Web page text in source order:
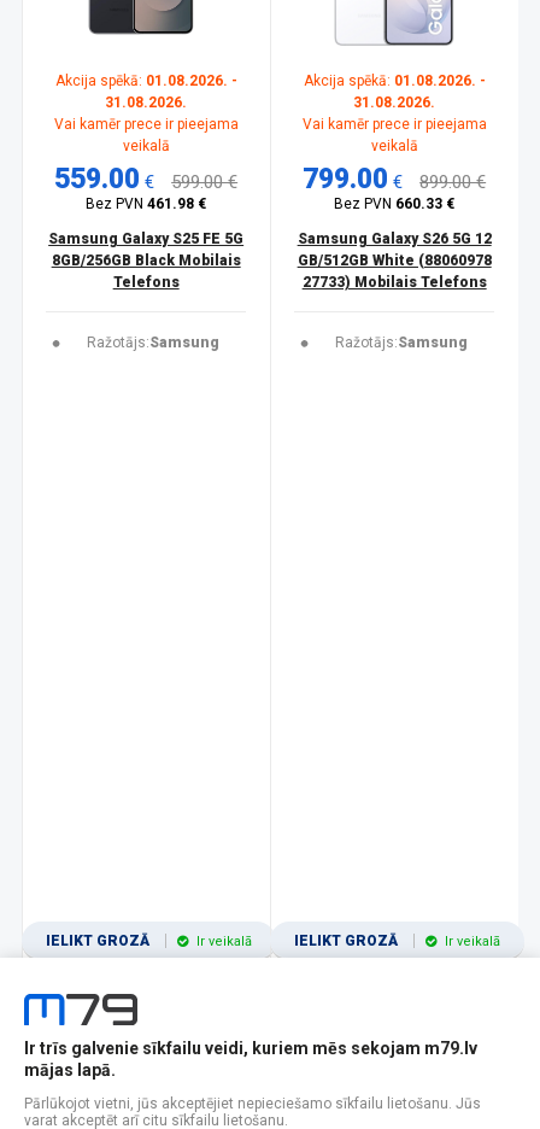
Akcija spēkā: 01.08.2026. -
31.08.2026.
Vai kamēr prece ir pieejama
veikalā
559.00 € 599.00 €
Bez PVN461.98 €
Samsung Galaxy S25 FE 5G
8GB/256GB Black Mobilais
Telefons
Ražotājs:Samsung
IELIKT GROZĀ Ir veikalā
Akcija spēkā: 01.08.2026. -
31.08.2026.
Vai kamēr prece ir pieejama
veikalā
799.00 € 899.00 €
Bez PVN 660.33 €
Samsung Galaxy S26 5G 12
GB/512GB White (88060978
27733) Mobilais Telefons
Ražotājs:Samsung
IELIKT GROZĀ Ir veikalā
1 2 3 4 5 6 7 8 9 10 11
Popularitātes Rādīt 12
Ir trīs galvenie sīkfailu veidi, kuriem mēs sekojam m79.lv
mājas lapā.
Pārlūkojot vietni, jūs akceptējiet nepieciešamo sīkfailu lietošanu. Jūs
varat akceptēt arī citu sīkfailu lietošanu.